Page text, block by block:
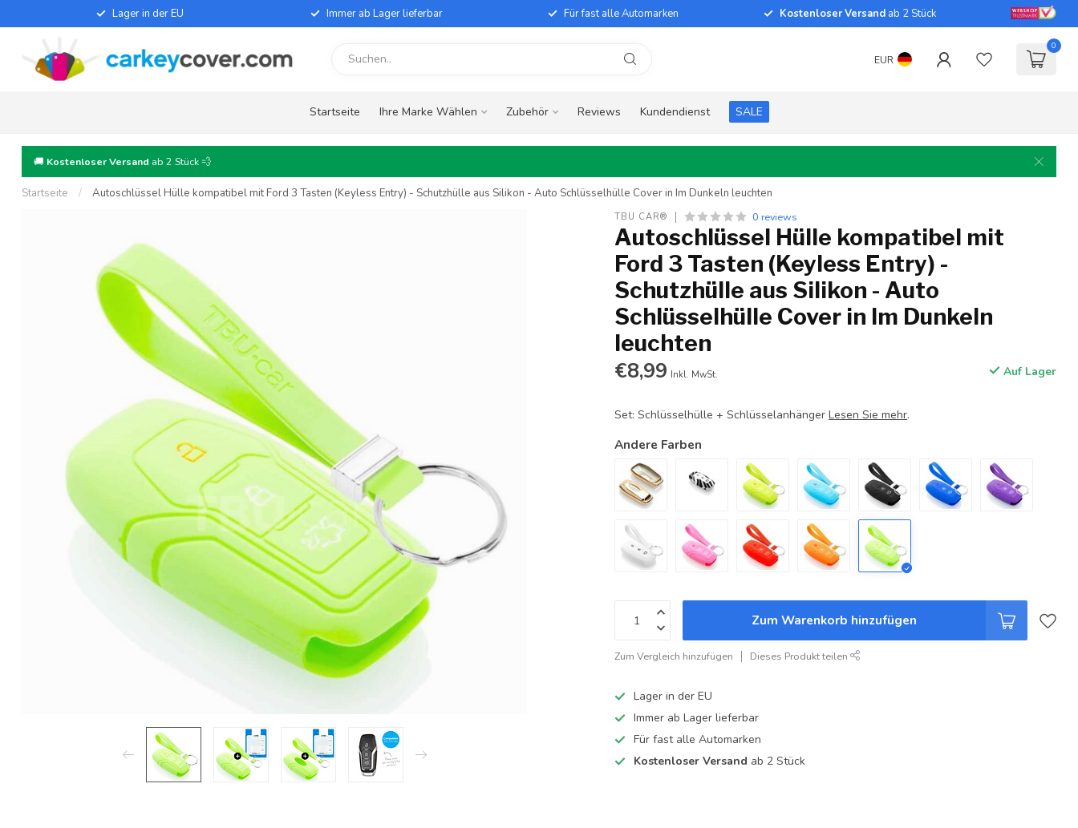
Lager in der EU Immer ab Lager lieferbar Für fast alle Automarken Kostenloser Versand ab 2 Stück
EUR
0
Startseite Ihre Marke Wählen Zubehör Reviews Kundendienst SALE
🚚 Kostenloser Versand ab 2 Stück 💨
Startseite / Autoschlüssel Hülle kompatibel mit Ford 3 Tasten (Keyless Entry) - Schutzhülle aus Silikon - Auto Schlüsselhülle Cover in Im Dunkeln leuchten
TBU CAR® 0 reviews
Autoschlüssel Hülle kompatibel mit
Ford 3 Tasten (Keyless Entry) -
Schutzhülle aus Silikon - Auto
Schlüsselhülle Cover in Im Dunkeln
leuchten
€8,99 Inkl. MwSt. Auf Lager
Set: Schlüsselhülle + SchlüsselanhängerLesen Sie mehr.
Andere Farben
Zum Warenkorb hinzufügen
Zum Vergleich hinzufügen Dieses Produkt teilen
Lager in der EU
Immer ab Lager lieferbar
Für fast alle Automarken
Kostenloser Versand ab 2 Stück